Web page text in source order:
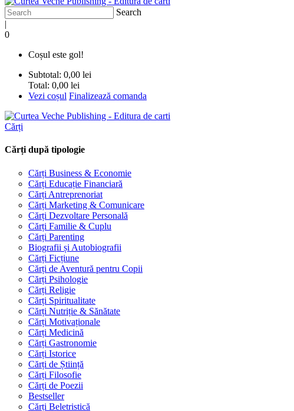
Search
|
0
Coșul este gol!
Subtotal: 0,00 lei
Total: 0,00 lei
Vezi coșul Finalizează comanda
Cărți
Cărți după tipologie
Cărți Business & Economie
Cărți Educație Financiară
Cărți Antreprenoriat
Cărți Marketing & Comunicare
Cărți Dezvoltare Personală
Cărți Familie & Cuplu
Cărți Parenting
Biografii și Autobiografii
Cărți Ficțiune
Cărți de Aventură pentru Copii
Cărți Psihologie
Cărți Religie
Cărți Spiritualitate
Cărți Nutriție & Sănătate
Cărți Motivaționale
Cărți Medicină
Cărți Gastronomie
Cărți Istorice
Cărți de Știință
Cărți Filosofie
Cărți de Poezii
Bestseller
Cărți Beletristică